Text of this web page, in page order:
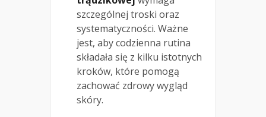
szczególnej troski oraz
systematyczności. Ważne
jest, aby codzienna rutina
składała się z kilku istotnych
kroków, które pomogą
zachować zdrowy wygląd
skóry.